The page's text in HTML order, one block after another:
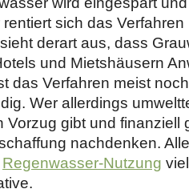
sich das
derart aus, dass
und Mietshäusern
das Verfahren meist
Wer allerdings
Vorzug gibt und finanziell
nachdenken.
Regenwasser-Nutzung